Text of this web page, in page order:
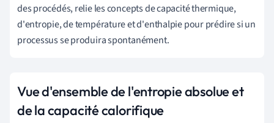
des procédés, relie les concepts de capacité thermique,
d'entropie, de température et d'enthalpie pour prédire si un
processus se produira spontanément.
Vue d'ensemble de l'entropie absolue et
de la capacité calorifique